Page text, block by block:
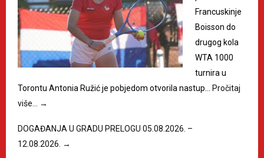
Francuskinje
Boisson do
drugog kola
WTA 1000
turnira u
Torontu Antonia Ružić je pobjedom otvorila nastup… Pročitaj
više…
→
DOGAĐANJA U GRADU PRELOGU 05.08.2026. –
12.08.2026. →